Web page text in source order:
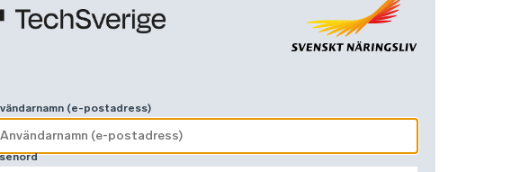
(e-postadress)